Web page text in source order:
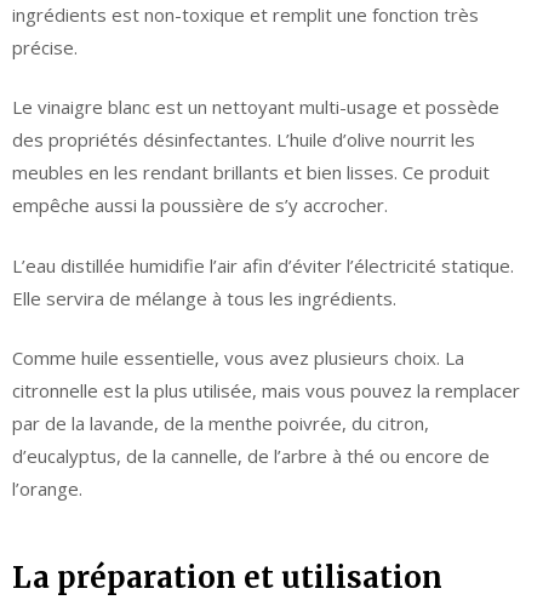
ingrédients est non-toxique et remplit une fonction très
précise.
Le vinaigre blanc est un nettoyant multi-usage et possède
des propriétés désinfectantes. L’huile d’olive nourrit les
meubles en les rendant brillants et bien lisses. Ce produit
empêche aussi la poussière de s’y accrocher.
L’eau distillée humidifie l’air afin d’éviter l’électricité statique.
Elle servira de mélange à tous les ingrédients.
Comme huile essentielle, vous avez plusieurs choix. La
citronnelle est la plus utilisée, mais vous pouvez la remplacer
par de la lavande, de la menthe poivrée, du citron,
d’eucalyptus, de la cannelle, de l’arbre à thé ou encore de
l’orange.
La préparation et utilisation